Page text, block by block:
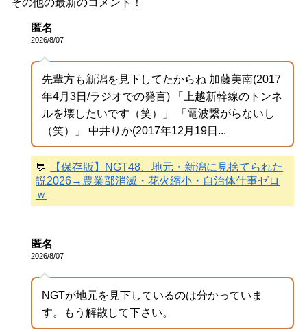
匿名
2026/8/07
先輩方も新潟を見下してたからね 加藤美南(2017
年4月3日/ラジオでの発言) 「上越新幹線のトンネ
ルを壊したいです（笑）」 「電波繋がらないし
（笑）」 中井りか(2017年12月19日...
💬
【保存版】NGT48、地元・新潟に見捨てられた
説2026→農業部消滅・花火縮小・自治体仕事ゼロ
ｗ
匿名
2026/8/07
NGTが地元を見下しているのは分かっていま
す。もう解散して下さい。